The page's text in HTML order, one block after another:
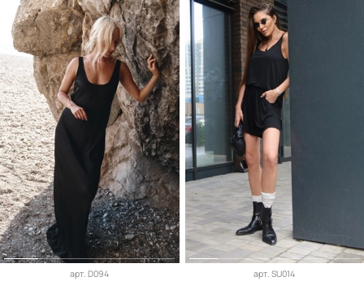
арт.D094 арт.SU014